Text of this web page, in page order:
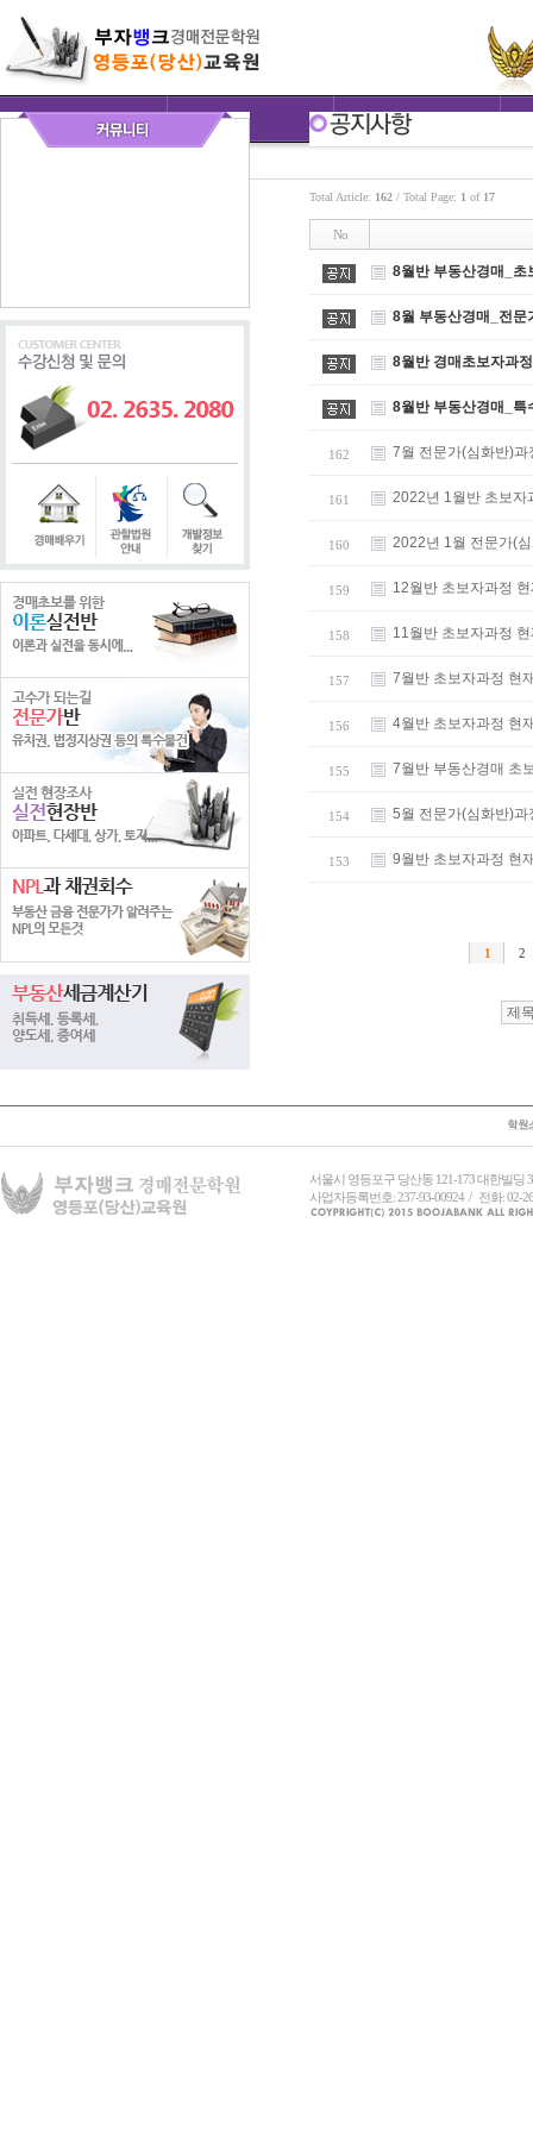
Total Article: 162 / Total Page: 1 of 17
No
8월반 부동산경매_
8월 부동산경매_전
8월반 경매초보자과
8월반 부동산경매_
162 7월 전문가(심화반)과
161 2022년 1월반 초보자
160 2022년 1월 전문가(
159 12월반 초보자과정
158 11월반 초보자과정
157 7월반 초보자과정 현
156 4월반 초보자과정 현
155 7월반 부동산경매 초
154 5월 전문가(심화반)과
153 9월반 초보자과정 현
1 2
서울시 영등포구 당산동 121-173 대한빌
사업자등록번호: 237-93-00924 / 전화: 02-